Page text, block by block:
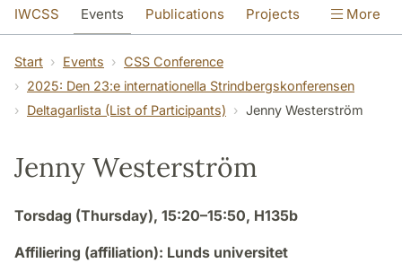
IWCSS Events Publications Projects
IASS About
More
Start Events
CSS Conference
2025: Den 23:e internationella Strindbergskonferensen
Deltagarlista (List of Participants)
Jenny Westerström
Jenny Westerström
Torsdag (Thursday), 15:20–15:50, H135b
Affiliering (affiliation): Lunds universitet